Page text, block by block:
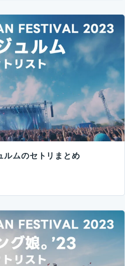
ルムのセトリまとめ